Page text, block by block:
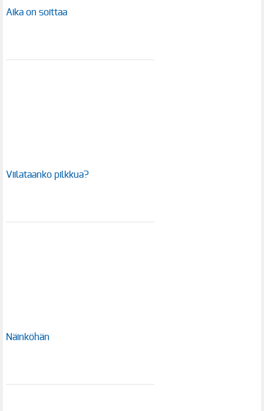
Aika on soittaa
Viilataanko pilkkua?
Näinköhän